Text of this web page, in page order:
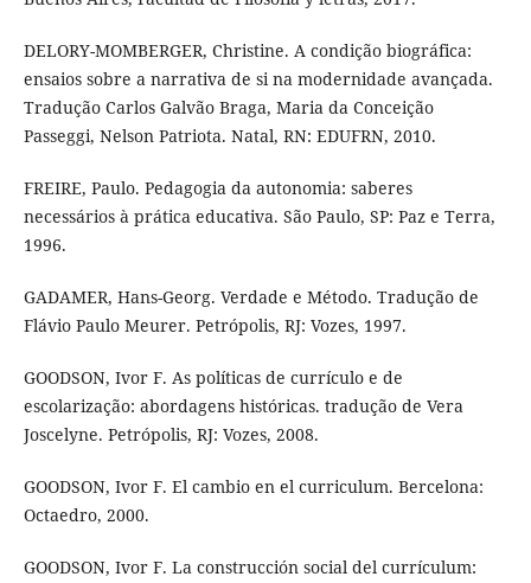
DELORY-MOMBERGER, Christine. A condição biográfica:
ensaios sobre a narrativa de si na modernidade avançada.
Tradução Carlos Galvão Braga, Maria da Conceição
Passeggi, Nelson Patriota. Natal, RN: EDUFRN, 2010.
FREIRE, Paulo. Pedagogia da autonomia: saberes
necessários à prática educativa. São Paulo, SP: Paz e Terra,
1996.
GADAMER, Hans-Georg. Verdade e Método. Tradução de
Flávio Paulo Meurer. Petrópolis, RJ: Vozes, 1997.
GOODSON, Ivor F. As políticas de currículo e de
escolarização: abordagens históricas. tradução de Vera
Joscelyne. Petrópolis, RJ: Vozes, 2008.
GOODSON, Ivor F. El cambio en el curriculum. Bercelona:
Octaedro, 2000.
GOODSON, Ivor F. La construcción social del currículum: